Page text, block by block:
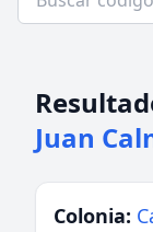
Juan
Colonia: